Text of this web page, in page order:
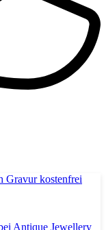
Antique Jewellery